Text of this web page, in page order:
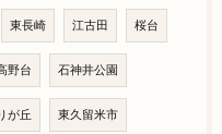
東長崎 江古田 桜台
野台 石神井公園
が丘 東久留米市